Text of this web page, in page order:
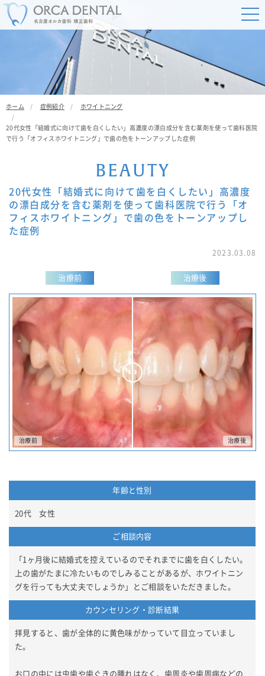
ホーム 症例紹介 ホワイトニング
20代女性「結婚式に向けて歯を白くしたい」高濃度の漂白成分を含む薬剤を使って歯科医院
で行う「オフィスホワイトニング」で歯の色をトーンアップした症例
BEAUTY
20代女性「結婚式に向けて歯を白くしたい」高濃度
の漂白成分を含む薬剤を使って歯科医院で行う「オ
フィスホワイトニング」で歯の色をトーンアップし
た症例
2023.03.08
治療前 治療後
年齢と性別
20代 女性
ご相談内容
「1ヶ月後に結婚式を控えているのでそれまでに歯を白くしたい。
上の歯がたまに冷たいものでしみることがあるが、ホワイトニン
グを行っても大丈夫でしょうか」とご相談をいただきました。
カウンセリング・診断結果
拝見すると、歯が全体的に黄色味がかっていて目立っていまし
た。
お口の中には虫歯や歯ぐきの腫れはなく、歯周炎や歯周病などの